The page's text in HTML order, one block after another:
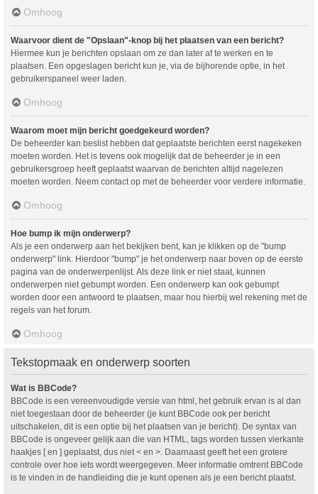
Omhoog
Waarvoor dient de "Opslaan"-knop bij het plaatsen van een bericht?
Hiermee kun je berichten opslaan om ze dan later af te werken en te
plaatsen. Een opgeslagen bericht kun je, via de bijhorende optie, in het
gebruikerspaneel weer laden.
Omhoog
Waarom moet mijn bericht goedgekeurd worden?
De beheerder kan beslist hebben dat geplaatste berichten eerst nagekeken
moeten worden. Het is tevens ook mogelijk dat de beheerder je in een
gebruikersgroep heeft geplaatst waarvan de berichten altijd nagelezen
moeten worden. Neem contact op met de beheerder voor verdere informatie.
Omhoog
Hoe bump ik mijn onderwerp?
Als je een onderwerp aan het bekijken bent, kan je klikken op de "bump
onderwerp" link. Hierdoor "bump" je het onderwerp naar boven op de eerste
pagina van de onderwerpenlijst. Als deze link er niet staat, kunnen
onderwerpen niet gebumpt worden. Een onderwerp kan ook gebumpt
worden door een antwoord te plaatsen, maar hou hierbij wel rekening met de
regels van het forum.
Omhoog
Tekstopmaak en onderwerp soorten
Wat is BBCode?
BBCode is een vereenvoudigde versie van html, het gebruik ervan is al dan
niet toegestaan door de beheerder (je kunt BBCode ook per bericht
uitschakelen, dit is een optie bij het plaatsen van je bericht). De syntax van
BBCode is ongeveer gelijk aan die van HTML, tags worden tussen vierkante
haakjes [ en ] geplaatst, dus niet < en >. Daarnaast geeft het een grotere
controle over hoe iets wordt weergegeven. Meer informatie omtrent BBCode
is te vinden in de handleiding die je kunt openen als je een bericht plaatst.